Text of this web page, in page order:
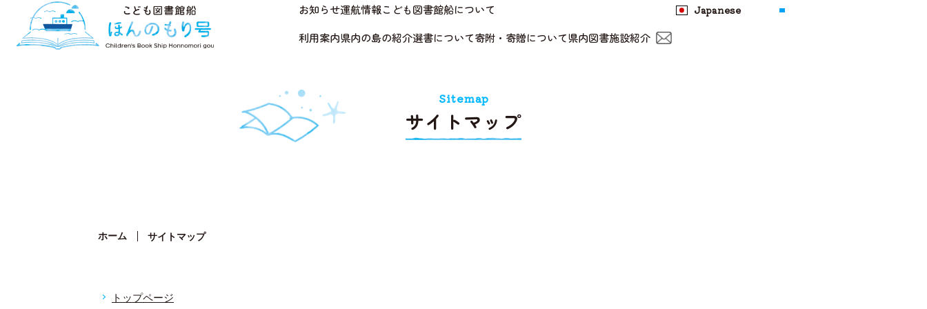
Japanese
お知らせ運航情報こども図書館船について
利用案内県内の島の紹介選書について寄附・寄贈について県内図書施設紹介
サイトマップ
Sitemap
ホーム サイトマップ
トップページ